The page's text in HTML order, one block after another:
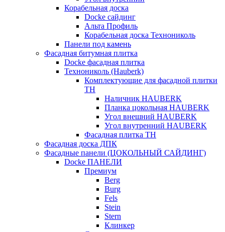
Корабельная доска
Docke сайдинг
Альта Профиль
Корабельная доска Технониколь
Панели под камень
Фасадная битумная плитка
Docke фасадная плитка
Технониколь (Hauberk)
Комплектующие для фасадной плитки
ТН
Наличник HAUBERK
Планка цокольная HAUBERK
Угол внешний HAUBERK
Угол внутренний HAUBERK
Фасадная плитка ТН
Фасадная доска ДПК
Фасадные панели (ЦОКОЛЬНЫЙ САЙДИНГ)
Docke ПАНЕЛИ
Премиум
Berg
Burg
Fels
Stein
Stern
Клинкер